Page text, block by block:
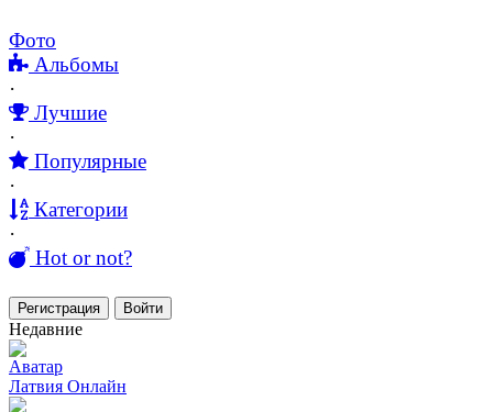
Фото
Альбомы
·
Лучшие
·
Популярные
·
Категории
·
Hot or not?
Регистрация Войти
Недавние
Аватар
Латвия Онлайн